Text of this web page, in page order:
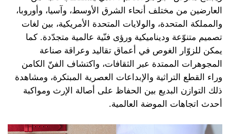
العارضين من مختلف أنحاء الشرق الأوسط، وآسيا، وأوروبا،
والمملكة المتحدة، والولايات المتحدة الأمريكية، بين لغات
تصميم متنوّعة وديناميكية ورؤى فنّية عالمية متجدّدة. كما
يمكن للزوّار الغوص في أعماق تقاليد وعراقة صناعة
المجوهرات الممتدة عبر الثقافات، واكتشاف الفنّ الكامن
وراء القطع التراثية والإبداعات العصرية المبتكرة، ومشاهدة
ذلك التوازن البديع بين الحفاظ على أصالة الإرث ومواكبة
أحدث اتجاهات الموضة العالمية.